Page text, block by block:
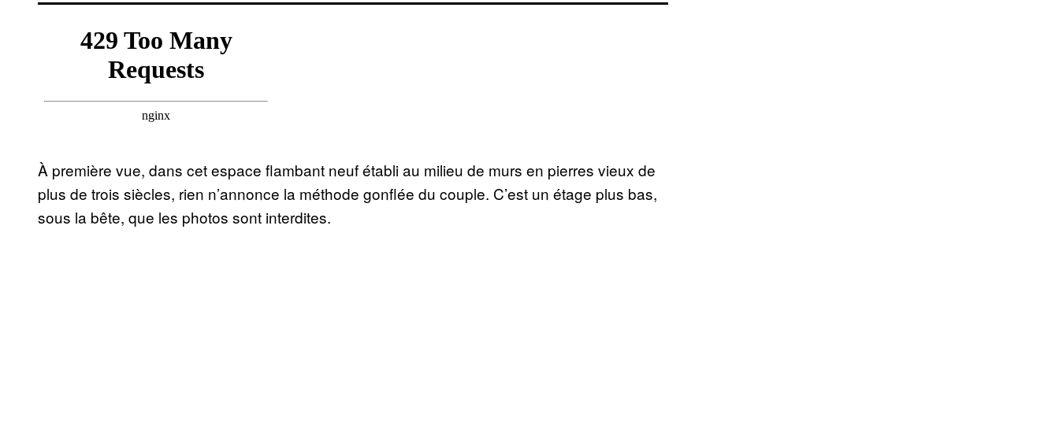
À première vue, dans cet espace flambant neuf établi au milieu de murs en pierres vieux de
plus de trois siècles, rien n’annonce la méthode gonflée du couple. C’est un étage plus bas,
sous la bête, que les photos sont interdites.